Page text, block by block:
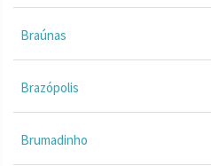
Braúnas
Brazópolis
Brumadinho